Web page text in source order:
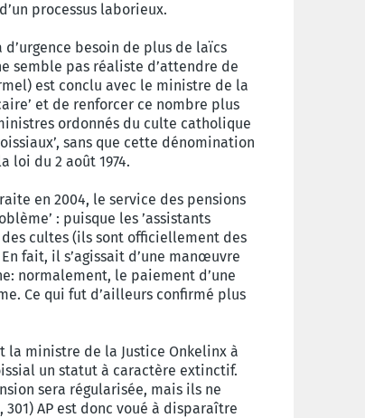
processus laborieux.
d’urgence besoin de plus de laïcs
semble pas réaliste d’attendre de
est conclu avec le ministre de la
et de renforcer ce nombre plus
ordonnés du culte catholique
sans que cette dénomination
loi du 2 août 1974.
en 2004, le service des pensions
: puisque les ’assistants
cultes (ils sont officiellement des
fait, il s’agissait d’une manœuvre
normalement, le paiement d’une
Ce qui fut d’ailleurs confirmé plus
la ministre de la Justice Onkelinx à
un statut à caractère extinctif.
sera régularisée, mais ils ne
AP est donc voué à disparaître